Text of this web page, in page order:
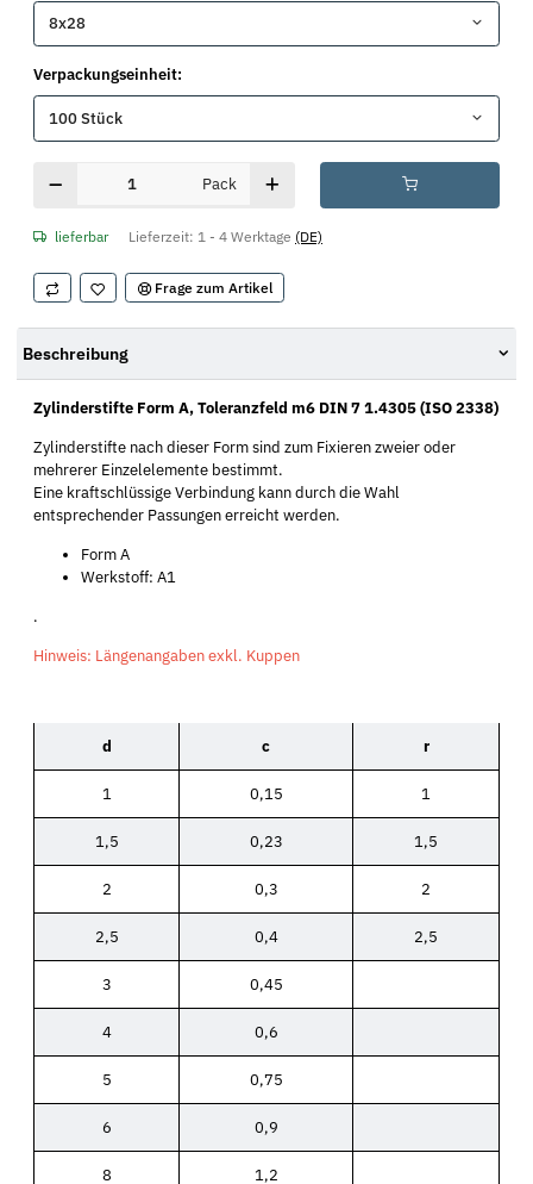
8x28
Verpackungseinheit:
100 Stück
Pack
lieferbar Lieferzeit: 1 - 4 Werktage (DE)
Frage zum Artikel
Beschreibung
Zylinderstifte Form A, Toleranzfeld m6 DIN 7 1.4305 (ISO 2338)
Zylinderstifte nach dieser Form sind zum Fixieren zweier oder
mehrerer Einzelelemente bestimmt.
Eine kraftschlüssige Verbindung kann durch die Wahl
entsprechender Passungen erreicht werden.
Form A
Werkstoff: A1
.
Hinweis: Längenangaben exkl. Kuppen
d c r
1 0,15 1
1,5 0,23 1,5
2 0,3 2
2,5 0,4 2,5
3 0,45
4 0,6
5 0,75
6 0,9
8 1,2